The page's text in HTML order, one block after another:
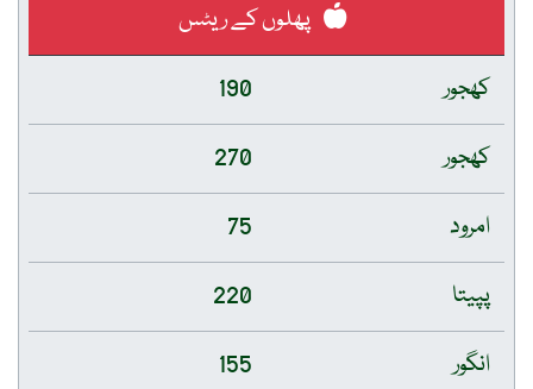
پھلوں کے ریٹس
کھجور
190
کھجور
270
امرود
75
پپیتا
220
انگور
155